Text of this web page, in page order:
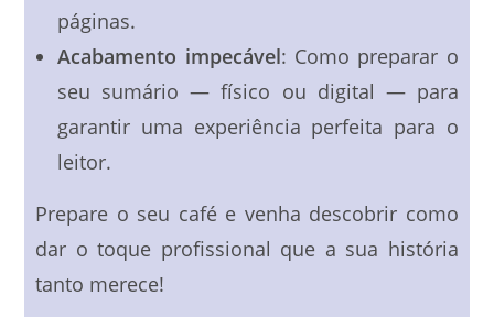
páginas.
Acabamento impecável: Como preparar o
seu sumário — físico ou digital — para
garantir uma experiência perfeita para o
leitor.
Prepare o seu café e venha descobrir como
dar o toque profissional que a sua história
tanto merece!